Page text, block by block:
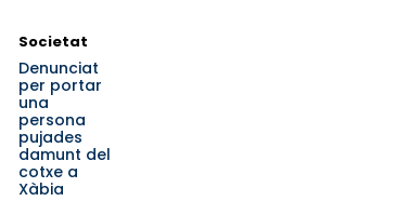
Societat
Denunciat
per portar
una
persona
pujades
damunt del
cotxe a
Xàbia